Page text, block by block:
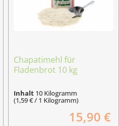
Chapatimehl für
Fladenbrot 10 kg
Inhalt 10 Kilogramm
(1,59 € / 1 Kilogramm)
15,90 €